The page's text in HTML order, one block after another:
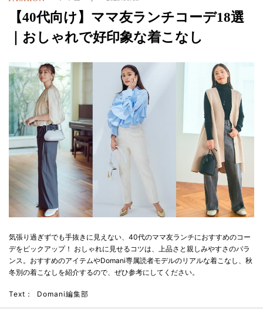
【40代向け】ママ友ランチコーデ18選
｜おしゃれで好印象な着こなし
気張り過ぎずでも手抜きに見えない、40代のママ友ランチにおすすめのコー
デをピックアップ！ おしゃれに見せるコツは、上品さと親しみやすさのバラ
ンス。おすすめのアイテムやDomani専属読者モデルのリアルな着こなし、秋
冬別の着こなしを紹介するので、ぜひ参考にしてください。
Text： Domani編集部